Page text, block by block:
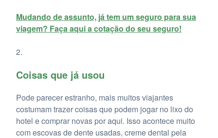
Mudando de assunto, já tem um seguro para sua
viagem? Faça aqui a cotação do seu seguro!
Coisas que já usou
Pode parecer estranho, mais muitos viajantes
costumam trazer coisas que podem jogar no lixo do
hotel e comprar novas por aqui. Isso acontece muito
com escovas de dente usadas, creme dental pela